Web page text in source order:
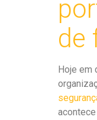
de
Hoje em